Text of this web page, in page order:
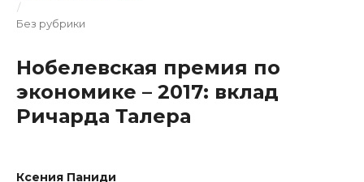
/
Без рубрики
Нобелевская премия по
экономике – 2017: вклад
Ричарда Талера
Ксения Паниди